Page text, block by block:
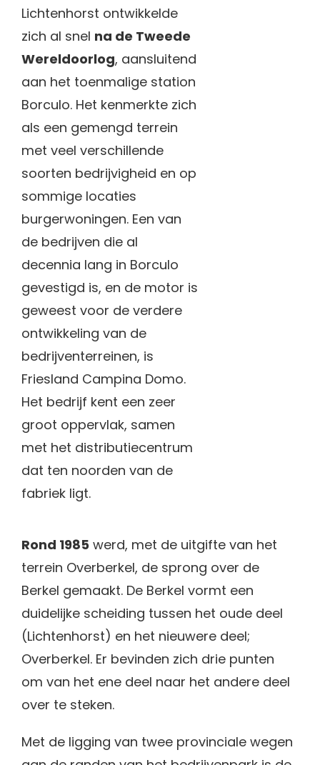
Lichtenhorst ontwikkelde
zich al snel na de Tweede
Wereldoorlog, aansluitend
aan het toenmalige station
Borculo. Het kenmerkte zich
als een gemengd terrein
met veel verschillende
soorten bedrijvigheid en op
sommige locaties
burgerwoningen. Een van
de bedrijven die al
decennia lang in Borculo
gevestigd is, en de motor is
geweest voor de verdere
ontwikkeling van de
bedrijventerreinen, is
Friesland Campina Domo.
Het bedrijf kent een zeer
groot oppervlak, samen
met het distributiecentrum
dat ten noorden van de
fabriek ligt.
Rond 1985 werd, met de uitgifte van het
terrein Overberkel, de sprong over de
Berkel gemaakt. De Berkel vormt een
duidelijke scheiding tussen het oude deel
(Lichtenhorst) en het nieuwere deel;
Overberkel. Er bevinden zich drie punten
om van het ene deel naar het andere deel
over te steken.
Met de ligging van twee provinciale wegen